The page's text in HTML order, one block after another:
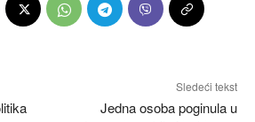
Sledeći tekst
Jedna osoba poginula u